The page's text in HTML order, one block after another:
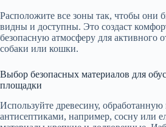
Расположите все зоны так, чтобы они
видны и доступны. Это создаст
безопасную атмосферу для активного
собаки или кошки.
Выбор безопасных материалов для
площадки
Используйте древесину,
антисептиками, например, сосну или